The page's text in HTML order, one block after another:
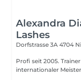
Alexandra
Lashes
Dorfstrasse 3A 4704
Profi seit 2005.
internationaler